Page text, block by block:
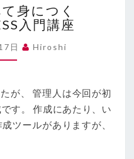
冊
で
べ
て
に
つ
く
WORDPRESS
身につく
入門講座
日 Hiroshi
が、 管理人は今回が初
す。 作成にあたり、い
ツールがありますが、